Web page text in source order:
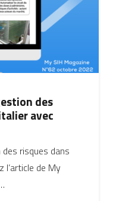
des
avec
risques dans
l’article de My